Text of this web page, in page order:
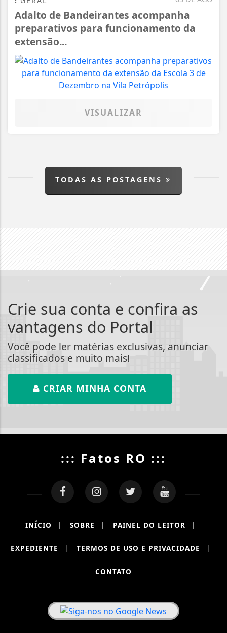
Adalto de Bandeirantes acompanha
preparativos para funcionamento da
extensão...
VISUALIZAR
TODAS AS POSTAGENS
Crie sua conta e confira as
vantagens do Portal
Você pode ler matérias exclusivas, anunciar
classificados e muito mais!
CRIAR MINHA CONTA
::: Fatos RO :::
INÍCIO | SOBRE | PAINEL DO LEITOR |
EXPEDIENTE | TERMOS DE USO E PRIVACIDADE |
CONTATO